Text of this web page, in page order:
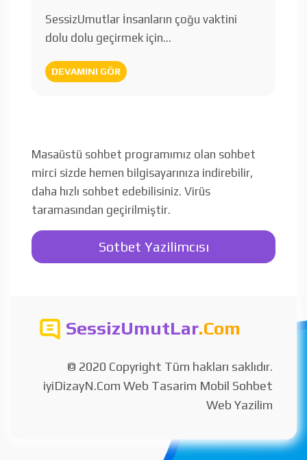
SessizUmutlar İnsanların çoğu vaktini
dolu dolu geçirmek için…
DEVAMINI GÖR
Masaüstü sohbet programımız olan sohbet
mirci sizde hemen bilgisayarınıza indirebilir,
daha hızlı sohbet edebilisiniz. Virüs
taramasından geçirilmiştir.
Sotbet Yazilimcısı
SessizUmutLar.Com
© 2020 Copyright Tüm hakları saklıdır.
iyiDizayN.Com Web Tasarim Mobil Sohbet
Web Yazilim